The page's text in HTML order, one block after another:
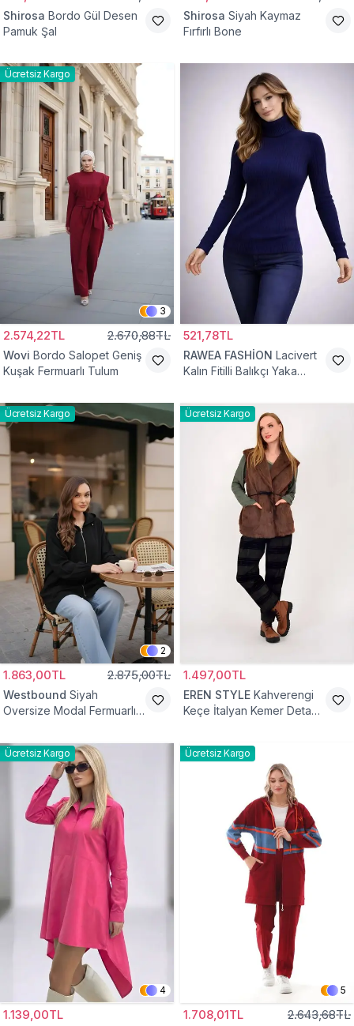
Shirosa Bordo Gül Desen
Pamuk Şal
Shirosa Siyah Kaymaz
Fırfırlı Bone
Ücretsiz Kargo
3
2.574,22TL 2.670,88TL
Wovi Bordo Salopet Geniş
Kuşak Fermuarlı Tulum
521,78TL
RAWEA FASHİON Lacivert
Kalın Fitilli Balıkçı Yaka
Ücretsiz Kargo
2
1.863,00TL 2.875,00TL
Westbound Siyah
Oversize Modal Fermuarlı
Ücretsiz Kargo
1.497,00TL
EREN STYLE Kahverengi
Keçe İtalyan Kemer Detaylı
Ücretsiz Kargo
4
1.139,00TL
Ücretsiz Kargo
5
1.708,01TL 2.643,68TL